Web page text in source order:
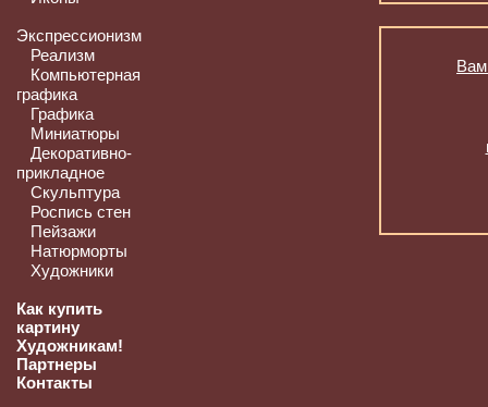
Экспрессионизм
Реализм
Компьютерная
графика
Графика
Миниатюры
Декоративно-
прикладное
Скульптура
Роспись стен
Пейзажи
Натюрморты
Художники
Как купить
картину
Художникам!
Партнеры
Контакты
Вам